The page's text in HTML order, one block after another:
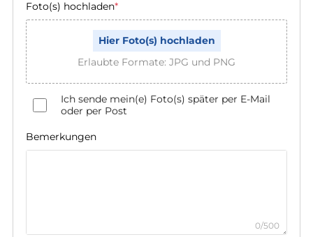
Foto(s) hochladen*
Hier Foto(s) hochladen
Erlaubte Formate: JPG und PNG
Ich sende mein(e) Foto(s) später per E-Mail
oder per Post
Bemerkungen
0/500